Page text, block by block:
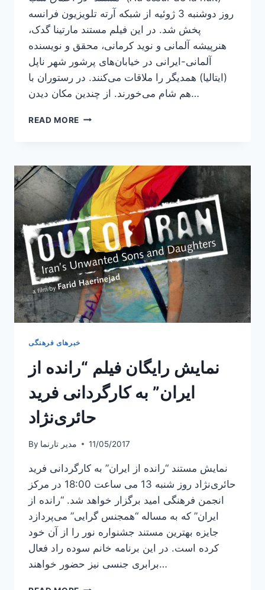
روز دوشنبه 3 ژوئیه از شبکه آرته تلویزیون فرانسه
پخش شد. در این فیلم مستند مارتینا گدک،
هنرپیشه آلمانی و نوید کرمانی، محقق و نویسنده
آلمانی-ایرانی در خیابان‌های پرشور شهر ناپل
(ایتالیا) همدیگر را ملاقات می‌کنند. در رستوران با
هم شام می‌خورند. از چندین مکان دیدن…
READ MORE پخش
شب”
از
شبکه
آرته
خبرهای فرهنگی
نمایش رایگان فیلم “رانده از
ایران” به کارگردانی فرید
حائری‌نژاد
By مدیر تارنما 11/05/2017
نمایش مستند “رانده از ایران” به کارگردانی فرید
حائری‌نژاد روز شنبه 13 می ساعت 18:00 در مرکز
انجمن فرهنگی امید برگزار خواهد شد. “رانده از
ایران” که به مساله “همجنس گرایی” می‌پردازد
جایزه بهترین مستند جشنواره نور را از آن خود
کرده است. در این برنامه خانم سوده راد فعال
برابری جنسی نیز حضور خواهند…
نمایش